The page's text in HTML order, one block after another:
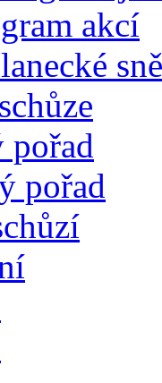
akcí
pořad
pořad